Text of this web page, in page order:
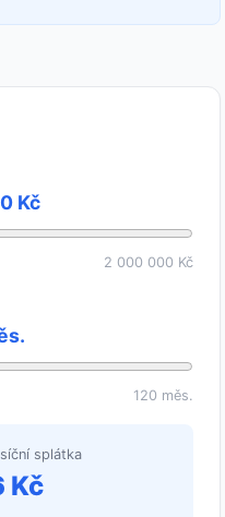
Kč
2 000 000 Kč
120 měs.
splátka
Kč